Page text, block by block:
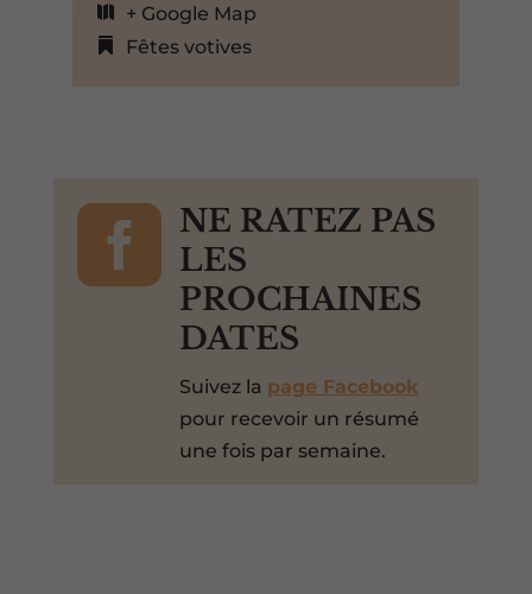
+ Google Map
Fêtes votives

NE RATEZ PAS
LES
PROCHAINES
DATES
Suivez la page Facebook
pour recevoir un résumé
une fois par semaine.